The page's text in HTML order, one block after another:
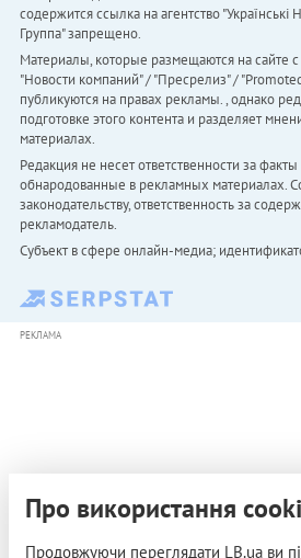
содержится ссылка на агентство "Українськi
Группа" запрещено.
Материалы, которые размещаются на сайте
"Новости компаний" / "Пресрелиз" /
публикуются на правах рекламы. , однако
подготовке этого контента и разделяет
материалах.
Редакция не несет ответственности за
обнародованные в рекламных материалах.
законодательству, ответственность за
рекламодатель.
Субъект в сфере онлайн-медиа;
РЕКЛАМА
Про використання
Продовжуючи переглядати LB.ua ви